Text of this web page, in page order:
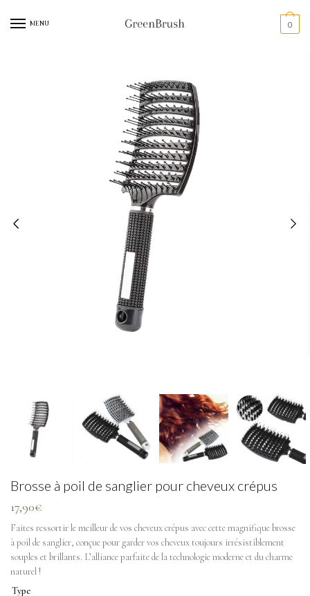
MENU 0
Brosse à poil de sanglier pour cheveux crépus
17,90€
Faites ressortir le meilleur de vos cheveux crépus avec cette magnifique brosse
à poil de sanglier, conçue pour garder vos cheveux toujours irrésistiblement
souples et brillants. L’alliance parfaite de la technologie moderne et du charme
naturel !
Type